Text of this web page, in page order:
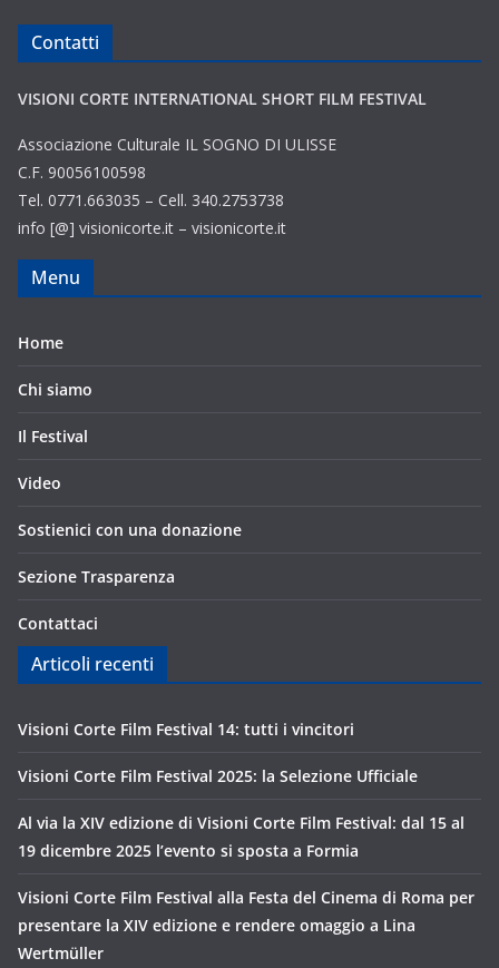
Contatti
VISIONI CORTE INTERNATIONAL SHORT FILM FESTIVAL
Associazione Culturale IL SOGNO DI ULISSE
C.F. 90056100598
Tel. 0771.663035 – Cell. 340.2753738
info [@] visionicorte.it – visionicorte.it
Menu
Home
Chi siamo
Il Festival
Video
Sostienici con una donazione
Sezione Trasparenza
Contattaci
Articoli recenti
Visioni Corte Film Festival 14: tutti i vincitori
Visioni Corte Film Festival 2025: la Selezione Ufficiale
Al via la XIV edizione di Visioni Corte Film Festival: dal 15 al
19 dicembre 2025 l’evento si sposta a Formia
Visioni Corte Film Festival alla Festa del Cinema di Roma per
presentare la XIV edizione e rendere omaggio a Lina
Wertmüller